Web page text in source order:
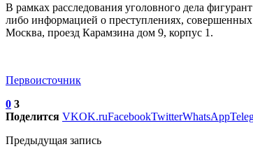
В рамках расследования уголовного дела
либо информацией о преступлениях,
Москва, проезд Карамзина дом 9, корпус 1.
Первоисточник
0 3
Поделится VKOK.ruFacebookTwitterWhatsApp
Предыдущая запись